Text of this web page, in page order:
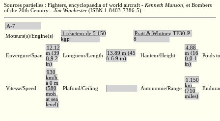
Sources partielles : Fighters, encyclopaedia of world aircraft - Kenneth Munson
et Bombers
of the 20th Century - Jim Winchester(ISBN 1-8403-7386-5).
A-7
Moteurs(s)/Engine(s)
1 réacteur de 5.150
kgp
Pratt & Whitney TF30-P-
8
Envergure/Span
12,12
m (39
ft 9.2
in)
Longueur/Length
13,89 m (45
ft 6.9 in)
Hauteur/Height
4,88
m (16
ft 0.1
in)
Poids
Vitesse/Speed
930
km/h
à 0 m
(580
mph
at sea
level)
Plafond/Ceiling Autonomie/Range
1.150
km
(710
miles)